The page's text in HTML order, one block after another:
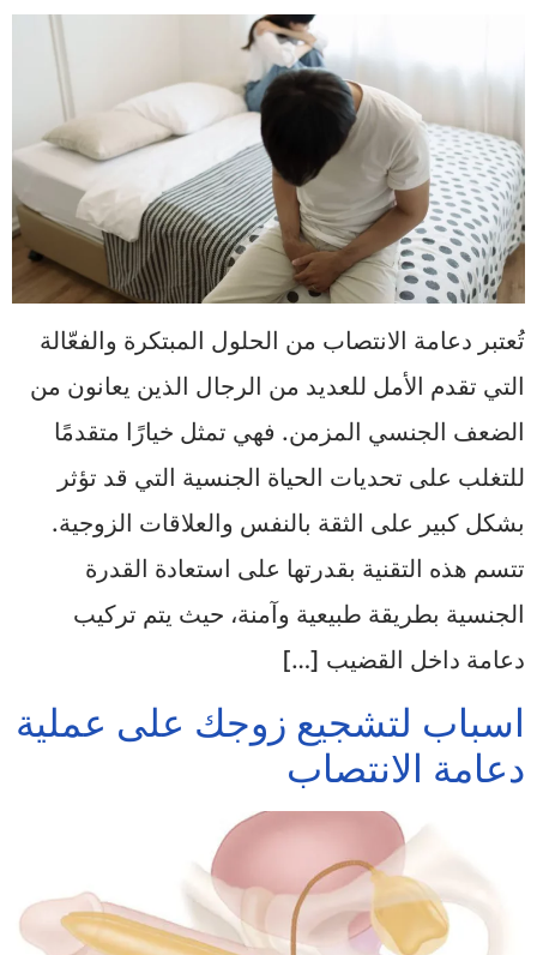
تُعتبر دعامة الانتصاب من الحلول المبتكرة والفعّالة
التي تقدم الأمل للعديد من الرجال الذين يعانون من
الضعف الجنسي المزمن. فهي تمثل خيارًا متقدمًا
للتغلب على تحديات الحياة الجنسية التي قد تؤثر
بشكل كبير على الثقة بالنفس والعلاقات الزوجية.
تتسم هذه التقنية بقدرتها على استعادة القدرة
الجنسية بطريقة طبيعية وآمنة، حيث يتم تركيب
دعامة داخل القضيب […]
اسباب لتشجيع زوجك على عملية
دعامة الانتصاب